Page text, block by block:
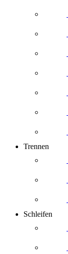
Trennen
Schleifen